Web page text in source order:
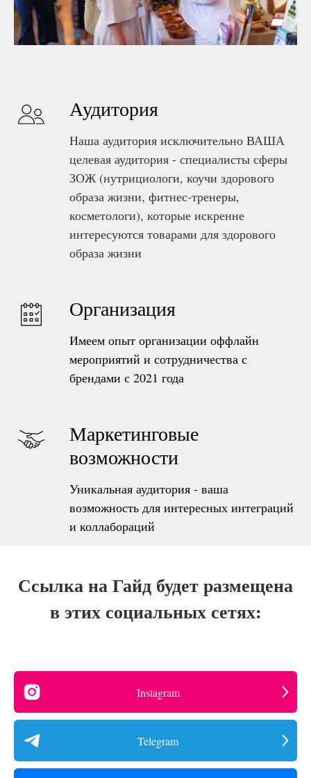
Аудитория
Наша аудитория исключительно ВАША
целевая аудитория - специалисты сферы
ЗОЖ (нутрициологи, коучи здорового
образа жизни, фитнес-тренеры,
косметологи), которые искренне
интересуются товарами для здорового
образа жизни
Организация
Имеем опыт организации оффлайн
мероприятий и сотрудничества с
брендами с 2021 года
Маркетинговые
возможности
Уникальная аудитория - ваша
возможность для интересных интеграций
и коллабораций
Ссылка на Гайд будет размещена
в этих социальных сетях:
Instagram
Telegram